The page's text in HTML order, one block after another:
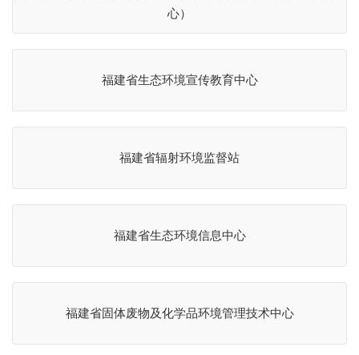
心）
福建省生态环境宣传教育中心
福建省辐射环境监督站
福建省生态环境信息中心
福建省固体废物及化学品环境管理技术中心